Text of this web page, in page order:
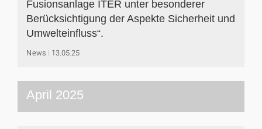
Fusionsanlage ITER unter besonderer
Berücksichtigung der Aspekte Sicherheit und
Umwelteinfluss“.
News 13.05.25
April 2025